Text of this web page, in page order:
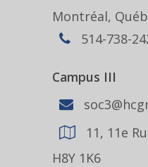
Montréal,
514-738-
Campus III
11, 11e
H8Y 1K6